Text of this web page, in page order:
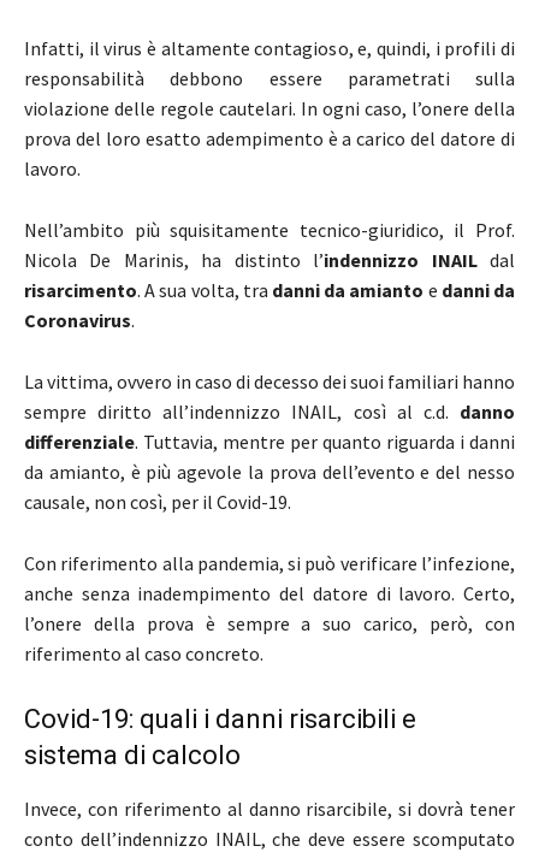
Infatti, il virus è altamente contagioso, e, quindi, i profili di
responsabilità debbono essere parametrati sulla
violazione delle regole cautelari. In ogni caso, l’onere della
prova del loro esatto adempimento è a carico del datore di
lavoro.
Nell’ambito più squisitamente tecnico-giuridico, il Prof.
Nicola De Marinis, ha distinto l’indennizzo INAILdal
risarcimento. A sua volta, tra danni da amianto e danni da
Coronavirus.
La vittima, ovvero in caso di decesso dei suoi familiari hanno
sempre diritto all’indennizzo INAIL, così al c.d. danno
differenziale. Tuttavia, mentre per quanto riguarda i danni
da amianto, è più agevole la prova dell’evento e del nesso
causale, non così, per il Covid-19.
Con riferimento alla pandemia, si può verificare l’infezione,
anche senza inadempimento del datore di lavoro. Certo,
l’onere della prova è sempre a suo carico, però, con
riferimento al caso concreto.
Covid-19: quali i danni risarcibili e
sistema di calcolo
Invece, con riferimento al danno risarcibile, si dovrà tener
conto dell’indennizzo INAIL, che deve essere scomputato